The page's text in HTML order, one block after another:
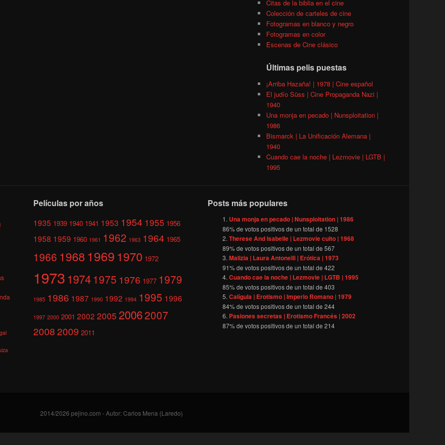
Citas de la biblia en el cine
Colección de carteles de cine
Fotogramas en blanco y negro
Fotogramas en color
Escenas de Cine clásico
Últimas pelis puestas
¡Arriba Hazaña! | 1978 | Cine español
El judío Süss | Cine Propaganda Nazi |
1940
Una monja en pecado | Nunsploitation |
1986
Bismarck | La Unificación Alemana |
1940
Cuando cae la noche | Lezmovie | LGTB |
1995
Películas por años
1935 1939 1940 1941 1953 1954 1955 1956
1958 1959 1960 1961 1962 1963 1964 1965
1966 1968 1969 1970 1972
1973 1974 1975 1976 1977 1979
1985 1986 1987 1990 1992 1994 1995 1996
1997 2000 2001 2002 2005 20062007
20082009 2011
Posts más populares
Una monja en pecado | Nunsploitation | 1986
86% de votos positivos de un total de 1528
Therese And Isabelle | Lezmovie culto | 1968
89% de votos positivos de un total de567
Malizia | Laura Antonelli | Erótica | 1973
91% de votos positivos de un total de422
Cuando cae la noche | Lezmovie | LGTB | 1995
85% de votos positivos de un total de403
Calígula | Erotismo | Imperio Romano | 1979
84% de votos positivos de un total de244
Pasiones secretas | Erotismo Francés | 2002
87% de votos positivos de un total de214
2014/2026 pejino.com - Autor: Carlos Mena (Laredo)